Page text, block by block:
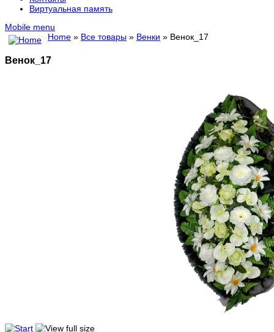
Виртуальная память
Mobile menu
Home » Все товары » Венки » Венок_17
Венок_17